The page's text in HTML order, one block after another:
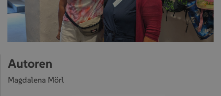
Autoren
Magdalena Mörl